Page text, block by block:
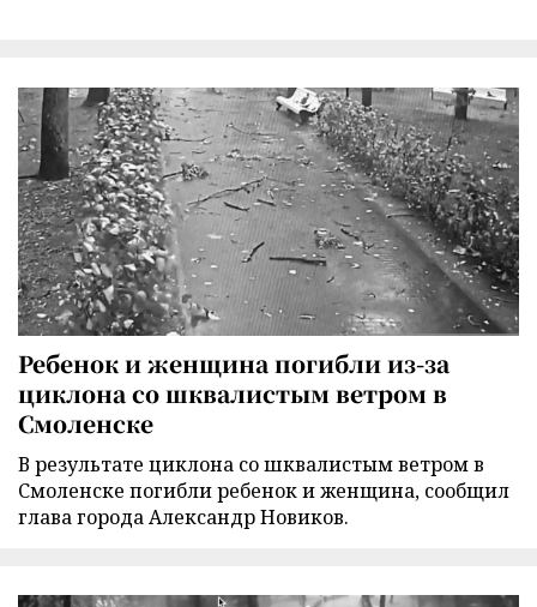
Ребенок и женщина погибли из-за
циклона со шквалистым ветром в
Смоленске
В результате циклона со шквалистым ветром в
Смоленске погибли ребенок и женщина, сообщил
глава города Александр Новиков.